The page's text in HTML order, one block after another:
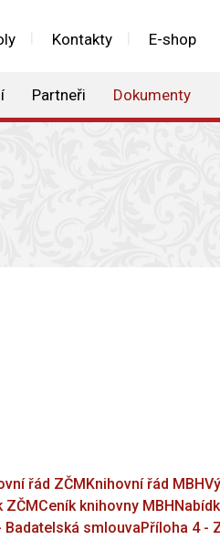
Kontakty E-shop
Partneři Dokumenty
řád ZČMKnihovní řád MBH
ZČMCeník knihovny MBH
Badatelská smlouvaPříloha 4 -